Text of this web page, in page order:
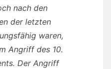
nach den
der letzten
waren,
Angriff des 10.
Der Angriff